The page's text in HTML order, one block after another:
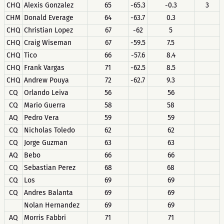
CHQ Alexis Gonzalez 65 -65.3 -0.3
3
CHM Donald Everage 64 -63.7
0.3
CHQ Christian Lopez 67 -62
5
CHQ Craig Wiseman 67 -59.5
7.5
CHQ Tico 66 -57.6
8.4
CHQ Frank Vargas 71 -62.5
8.5
CHQ Andrew Pouya 72 -62.7
9.3
CQ
Orlando Leiva 56
56
CQ
Mario Guerra 58
58
AQ
Pedro Vera 59
59
CQ
Nicholas Toledo 62
62
CQ
Jorge Guzman 63
63
AQ
Bebo 66
66
CQ
Sebastian Perez 68
68
CQ
Los 69
69
CQ
Andres Balanta 69
69
Nolan Hernandez
69
69
AQ
Morris Fabbri 71 71